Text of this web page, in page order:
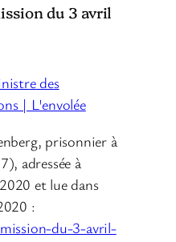
du 3 avril
des
| L'envolée
prisonnier à
adressée à
et lue dans
:
du-3-avril-